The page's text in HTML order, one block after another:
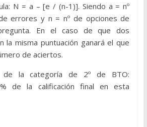
N = a – [e / (n-1)]. Siendo a = nº
errores y n = nº de opciones de
En el caso de que dos
la misma puntuación ganará el que
de aciertos.
de la categoría de 2º de BTO:
de la calificación final en esta